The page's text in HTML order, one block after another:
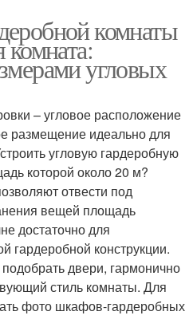
комнаты
комната:
угловых
– угловое расположение
размещение идеально для
угловую гардеробную
которой около 20 м?
отвести под
вещей площадь
достаточно для
гардеробной конструкции.
двери, гармонично
стиль комнаты. Для
фото шкафов-гардеробных